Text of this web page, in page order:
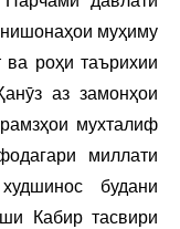
муҳиму
роҳи таърихии
аз замонҳои
мухталиф
миллати
будани
Кабир тасвири